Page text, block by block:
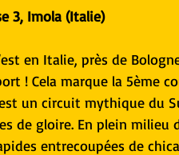
3, Imola (Italie)
en Italie, près de
! Cela marque la 5ème
un circuit mythique du
de gloire. En plein milieu
entrecoupées de